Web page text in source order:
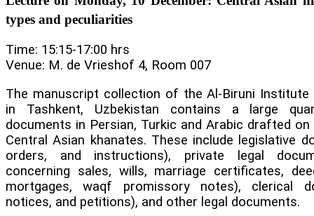
types and peculiarities
Time: 15:15-17:00 hrs
Venue: M. de Vrieshof 4, Room 007
The manuscript collection of the Al-Biruni
in Tashkent, Uzbekistan contains a large
documents in Persian, Turkic and Arabic drafted
Central Asian khanates. These include legislative
orders, and instructions), private legal
concerning sales, wills, marriage certificates,
mortgages, waqf promissory notes), clerical
notices, and petitions), and other legal documents.